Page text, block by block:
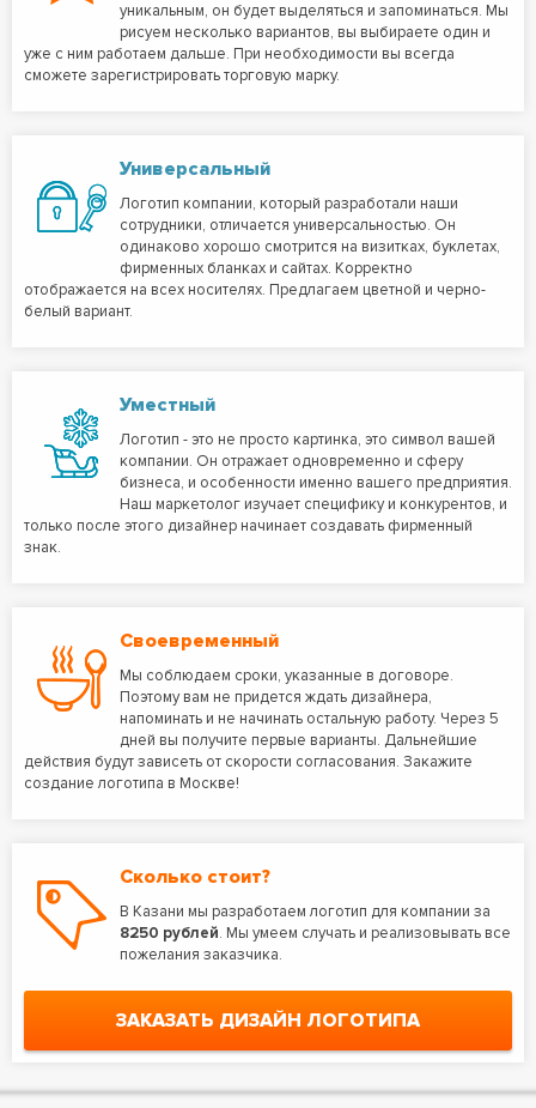
уникальным, он будет выделяться и запоминаться. Мы
рисуем несколько вариантов, вы выбираете один и
уже с ним работаем дальше. При необходимости вы всегда
сможете зарегистрировать торговую марку.
Универсальный
Логотип компании, который разработали наши
сотрудники, отличается универсальностью. Он
одинаково хорошо смотрится на визитках, буклетах,
фирменных бланках и сайтах. Корректно
отображается на всех носителях. Предлагаем цветной и черно-
белый вариант.
Уместный
Логотип - это не просто картинка, это символ вашей
компании. Он отражает одновременно и сферу
бизнеса, и особенности именно вашего предприятия.
Наш маркетолог изучает специфику и конкурентов, и
только после этого дизайнер начинает создавать фирменный
знак.
Своевременный
Мы соблюдаем сроки, указанные в договоре.
Поэтому вам не придется ждать дизайнера,
напоминать и не начинать остальную работу. Через 5
дней вы получите первые варианты. Дальнейшие
действия будут зависеть от скорости согласования. Закажите
создание логотипа в Москве!
Сколько стоит?
В Казани мы разработаем логотип для компании за
8250 рублей. Мы умеем случать и реализовывать все
пожелания заказчика.
ЗАКАЗАТЬ ДИЗАЙН ЛОГОТИПА